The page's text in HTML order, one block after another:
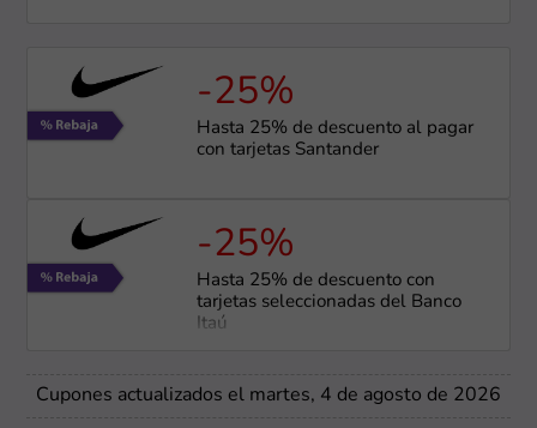
-25%
Hasta 25% de descuento al pagar
con tarjetas Santander
-25%
Hasta 25% de descuento con
tarjetas seleccionadas del Banco
Itaú
Cupones actualizados el martes, 4 de agosto de 2026